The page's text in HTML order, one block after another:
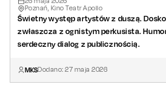
Poznań, Kino Teatr Apollo
Świetny występ artystów z duszą.
zwłaszcza z ognistym perkusista.
serdeczny dialog z publicznością.
MKSDodano:27 maja 2026